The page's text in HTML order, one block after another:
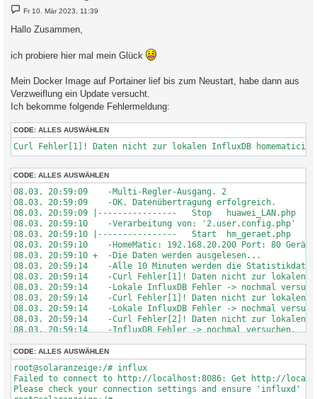
B
i
t
g
Fr 10. Mär 2023, 11:39
Hallo Zusammen,
ich probiere hier mal mein Glück
Mein Docker Image auf Portainer lief bis zum Neustart, habe dann aus
Verzweiflung ein Update versucht.
Ich bekomme folgende Fehlermeldung:
CODE: ALLES AUSWÄHLEN
Curl Fehler[1]! Daten nicht zur lokalen InfluxDB homematicip
CODE: ALLES AUSWÄHLEN
08.03. 20:59:09    -Multi-Regler-Ausgang. 2
08.03. 20:59:09    -OK. Datenübertragung erfolgreich.
08.03. 20:59:09 |----------------   Stop
08.03. 20:59:10    -Verarbeitung von: '2.user.config.php'
08.03. 20:59:10 |----------------   Start
08.03. 20:59:10    -HomeMatic: 192.168.20.200 Port: 80
08.03. 20:59:10 +  -Die Daten werden ausgelesen...
08.03. 20:59:14    -Alle 10 Minuten werden die
08.03. 20:59:14    -Curl Fehler[1]! Daten nicht zur lokalen
08.03. 20:59:14    -Lokale InfluxDB Fehler -> nochmal
08.03. 20:59:14    -Curl Fehler[1]! Daten nicht zur lokalen
08.03. 20:59:14    -Lokale InfluxDB Fehler -> nochmal
08.03. 20:59:14    -Curl Fehler[2]! Daten nicht zur lokalen
08.03. 20:59:14    -InfluxDB Fehler -> nochmal versuchen.
08.03. 20:59:14    -InfluxDB Fehler -> nochmal versuchen.
08.03. 20:59:14    -Multi-Regler-Ausgang. 3
08.03. 20:59:17    -OK. Datenübertragung erfolgreich.
08.03. 20:59:17 |----------------   Stop
08.03. 20:59:19    -Multi Regler Auslesen [Stop].
CODE: ALLES AUSWÄHLEN
root@solaranzeige:/# influx
Failed to connect to http://localhost:8086: Get http://
Please check your connection settings and ensure 'influxd'